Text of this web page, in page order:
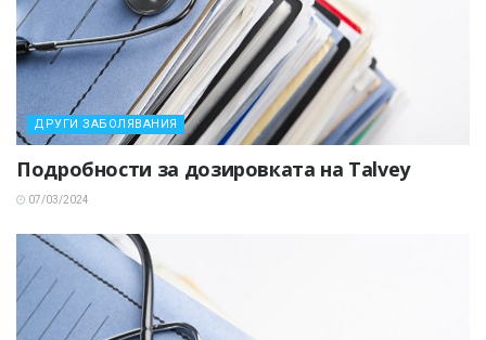
ДРУГИ ЗАБОЛЯВАНИЯ
Подробности за дозировката на Talvey
07/03/2024